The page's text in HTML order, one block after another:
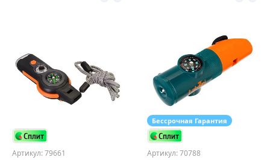
Артикул: 79661
Бессрочная Гарантия
Артикул: 70788